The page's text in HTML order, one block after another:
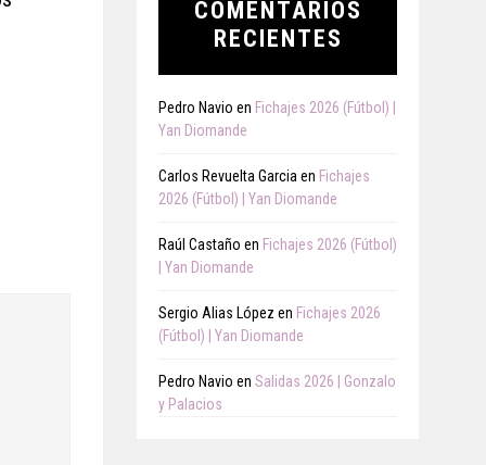
COMENTARIOS
RECIENTES
Pedro Navio en Fichajes 2026 (Fútbol) |
Yan Diomande
Carlos Revuelta Garcia en Fichajes
2026 (Fútbol) | Yan Diomande
Raúl Castaño en Fichajes 2026 (Fútbol)
| Yan Diomande
Sergio Alias López en Fichajes 2026
(Fútbol) | Yan Diomande
Pedro Navio en Salidas 2026 | Gonzalo
y Palacios